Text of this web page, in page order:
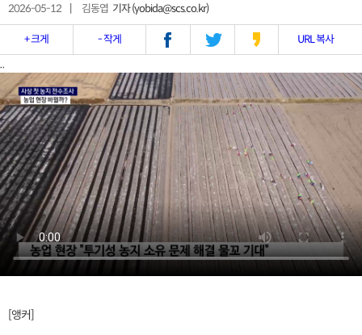
2026-05-12 김동엽 기자 (yobida@scs.co.kr)
+ 크게 - 작게 URL 복사
..
[앵커]